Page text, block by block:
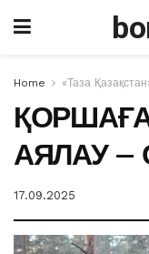
Home «Таза
АЯЛАУ –
17.09.2025